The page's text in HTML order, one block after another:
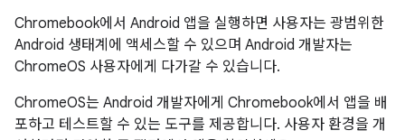
Chromebook에서 Android 앱을 실행하면 사용자는 광범위한
Android 생태계에 액세스할 수 있으며 Android 개발자는
ChromeOS 사용자에게 다가갈 수 있습니다.
ChromeOS는 Android 개발자에게 Chromebook에서 앱을 배
포하고 테스트할 수 있는 도구를 제공합니다. 사용자 환경을 개